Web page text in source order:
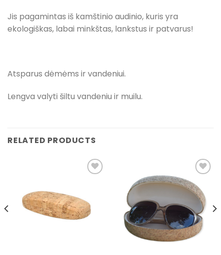
Jis pagamintas iš kamštinio audinio, kuris yra
ekologiškas, labai minkštas, lankstus ir patvarus!
Atsparus dėmėms ir vandeniui.
Lengva valyti šiltu vandeniu ir muilu.
RELATED PRODUCTS
pageidavimų
sąrašą
Pridėti į
pageidavimų
sąrašą